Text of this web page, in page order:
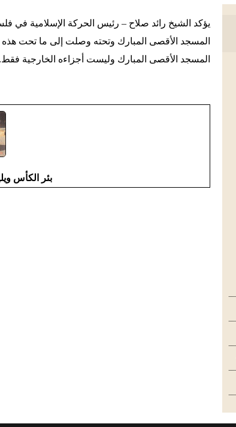
المسجد الأقصى المبارك وتحته وصلت إلى ما تحت
المسجد الأقصى المبارك وليست أجزاءه الخارجية فقط.
بئر الكأس